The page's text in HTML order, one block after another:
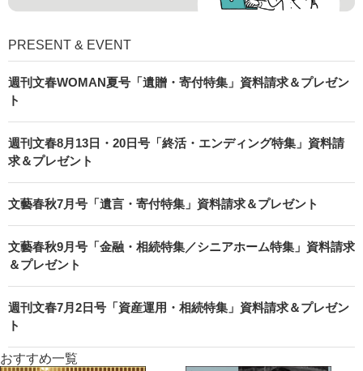
PRESENT & EVENT
週刊文春WOMAN夏号「遺贈・寄付特集」資料請求＆プレゼン
ト
週刊文春8月13日・20日号「終活・エンディング特集」資料請
求＆プレゼント
文藝春秋7月号「遺言・寄付特集」資料請求＆プレゼント
文藝春秋9月号「金融・相続特集／シニアホーム特集」資料請求
＆プレゼント
週刊文春7月2日号「資産運用・相続特集」資料請求＆プレゼン
ト
おすすめ一覧